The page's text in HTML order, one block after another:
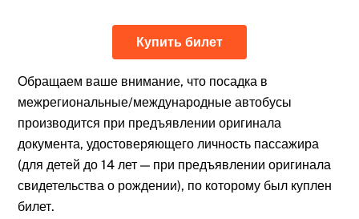
Купить билет
Обращаем ваше внимание, что посадка в
межрегиональные/международные автобусы
производится при предъявлении оригинала
документа, удостоверяющего личность пассажира
(для детей до 14 лет — при предъявлении оригинала
свидетельства о рождении), по которому был куплен
билет.